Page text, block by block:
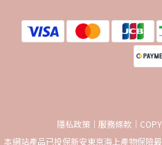
隱私政策｜服務條款｜
本網站產品已投保新安東京海上產物保險